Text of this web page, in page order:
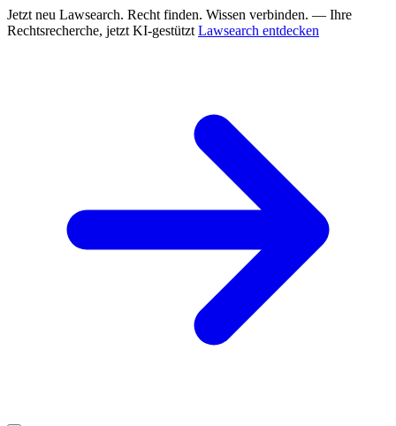
Jetzt neu Lawsearch. Recht finden. Wissen verbinden. — Ihre
Rechtsrecherche, jetzt KI-gestützt Lawsearch entdecken